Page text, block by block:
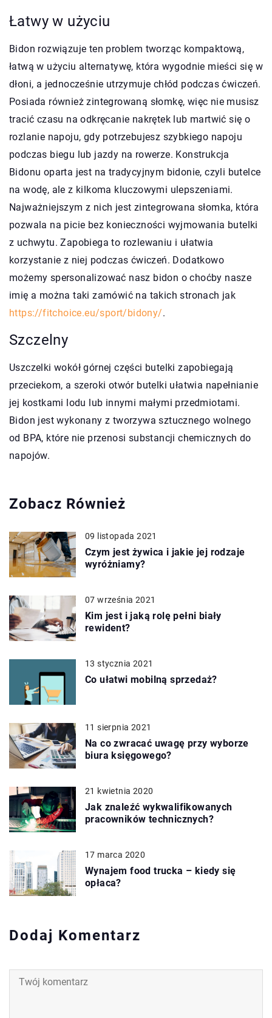
Łatwy w użyciu
Bidon rozwiązuje ten problem tworząc kompaktową,
łatwą w użyciu alternatywę, która wygodnie mieści się w
dłoni, a jednocześnie utrzymuje chłód podczas ćwiczeń.
Posiada również zintegrowaną słomkę, więc nie musisz
tracić czasu na odkręcanie nakrętek lub martwić się o
rozlanie napoju, gdy potrzebujesz szybkiego napoju
podczas biegu lub jazdy na rowerze. Konstrukcja
Bidonu oparta jest na tradycyjnym bidonie, czyli butelce
na wodę, ale z kilkoma kluczowymi ulepszeniami.
Najważniejszym z nich jest zintegrowana słomka, która
pozwala na picie bez konieczności wyjmowania butelki
z uchwytu. Zapobiega to rozlewaniu i ułatwia
korzystanie z niej podczas ćwiczeń. Dodatkowo
możemy spersonalizować nasz bidon o choćby nasze
imię a można taki zamówić na takich stronach jak
https://fitchoice.eu/sport/bidony/.
Szczelny
Uszczelki wokół górnej części butelki zapobiegają
przeciekom, a szeroki otwór butelki ułatwia napełnianie
jej kostkami lodu lub innymi małymi przedmiotami.
Bidon jest wykonany z tworzywa sztucznego wolnego
od BPA, które nie przenosi substancji chemicznych do
napojów.
Zobacz Również
09 listopada 2021
Czym jest żywica i jakie jej rodzaje
wyróżniamy?
07 września 2021
Kim jest i jaką rolę pełni biały
rewident?
13 stycznia 2021
Co ułatwi mobilną sprzedaż?
11 sierpnia 2021
Na co zwracać uwagę przy wyborze
biura księgowego?
21 kwietnia 2020
Jak znaleźć wykwalifikowanych
pracowników technicznych?
17 marca 2020
Wynajem food trucka – kiedy się
opłaca?
Dodaj Komentarz